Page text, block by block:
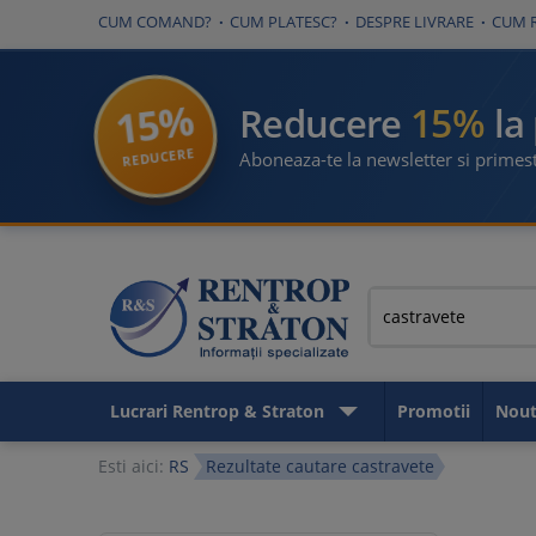
CUM COMAND? CUM PLATESC? DESPRE LIVRARE CUM
15%
REDUCERE
Reducere 15%
Aboneaza-te la newsletter si
Lucrari Rentrop & Straton Promotii
Esti aici: RS Rezultate cautare castravete